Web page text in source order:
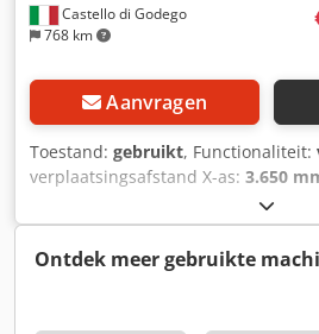
Castello di Godego
768 km
Aanvragen
Toestand: gebruikt, Functionaliteit:
verplaatsingsafstand X-as: 3.650
, verplaatsingsafstand Z-
aanvoersnelheid X-as:40 m/min,
m/min, voedingssnelheid Z-as:10
, totale breedte:
totaalgewicht:10.500 kg, snijlengte
Ontdek meer gebruikte